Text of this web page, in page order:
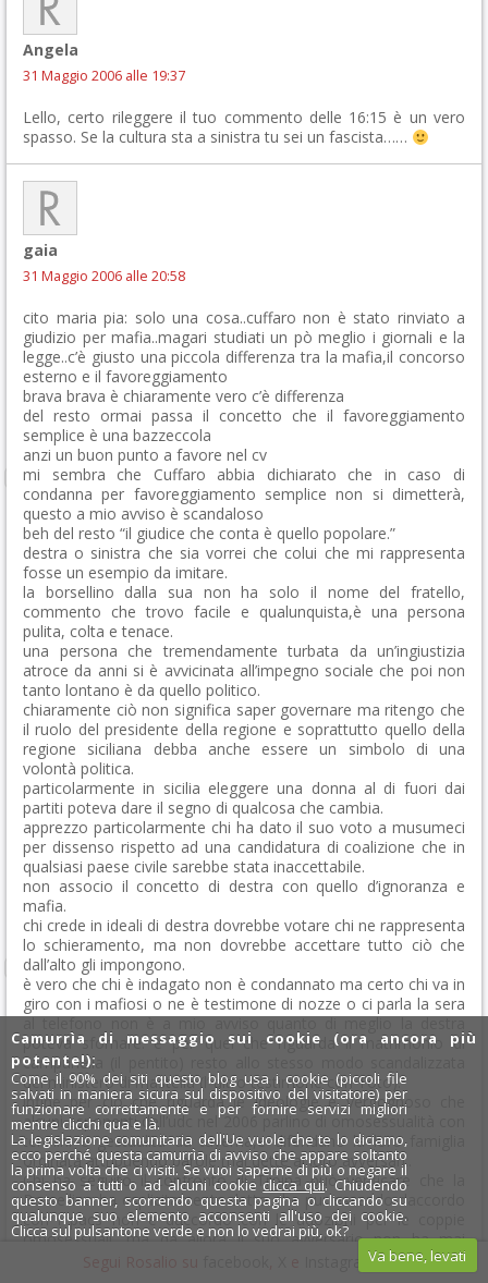
Angela
31 Maggio 2006 alle 19:37
Lello, certo rileggere il tuo commento delle 16:15 è un vero
spasso. Se la cultura sta a sinistra tu sei un fascista……
gaia
31 Maggio 2006 alle 20:58
cito maria pia: solo una cosa..cuffaro non è stato rinviato a
giudizio per mafia..magari studiati un pò meglio i giornali e la
legge..c’è giusto una piccola differenza tra la mafia,il concorso
esterno e il favoreggiamento
brava brava è chiaramente vero c’è differenza
del resto ormai passa il concetto che il favoreggiamento
semplice è una bazzeccola
anzi un buon punto a favore nel cv
mi sembra che Cuffaro abbia dichiarato che in caso di
condanna per favoreggiamento semplice non si dimetterà,
questo a mio avviso è scandaloso
beh del resto “il giudice che conta è quello popolare.”
destra o sinistra che sia vorrei che colui che mi rappresenta
fosse un esempio da imitare.
la borsellino dalla sua non ha solo il nome del fratello,
commento che trovo facile e qualunquista,è una persona
pulita, colta e tenace.
una persona che tremendamente turbata da un’ingiustizia
atroce da anni si è avvicinata all’impegno sociale che poi non
tanto lontano è da quello politico.
chiaramente ciò non significa saper governare ma ritengo che
il ruolo del presidente della regione e soprattutto quello della
regione siciliana debba anche essere un simbolo di una
volontà politica.
particolarmente in sicilia eleggere una donna al di fuori dai
partiti poteva dare il segno di qualcosa che cambia.
apprezzo particolarmente chi ha dato il suo voto a musumeci
per dissenso rispetto ad una candidatura di coalizione che in
qualsiasi paese civile sarebbe stata inaccettabile.
non associo il concetto di destra con quello d’ignoranza e
mafia.
chi crede in ideali di destra dovrebbe votare chi ne rappresenta
lo schieramento, ma non dovrebbe accettare tutto ciò che
dall’alto gli impongono.
è vero che chi è indagato non è condannato ma certo chi va in
giro con i mafiosi o ne è testimone di nozze o ci parla la sera
poteva sfornare. e per quel che riguarda il matrimonio di
campanella (il pentito) resto allo stesso modo scandalizzata
del ministero di mastella (l’ altro testimone con Toto).
infine per ciò che riguarda le ideologie è vergognoso che
alcuni esponenti dell’udc nel 2006 parlino di omosessualità con
termini e gestualità da taverna,e difendano la loro famiglia
ordinata attribuendo parole mai dette ai loro avversari..
Chi ha seguito il confronto di Troina può verificare che la
Borsellino ha esplicitamente detto che pur essendo daccordo
con i pacs non è daccordo con le adozioni per le coppie
omosessuali, ma da allora il suo avversario non ha mai
x
Instagram
Camurrìa di messaggio sui cookie (ora ancora più
potente!):
Come il 90% dei siti questo blog usa i cookie (piccoli file
salvati in maniera sicura sul dispositivo del visitatore) per
funzionare correttamente e per fornire servizi migliori
mentre clicchi qua e là.
La legislazione comunitaria dell'Ue vuole che te lo diciamo,
ecco perché questa camurrìa di avviso che appare soltanto
la prima volta che ci visiti. Se vuoi saperne di più o negare il
consenso a tutti o ad alcuni cookie clicca qui. Chiudendo
questo banner, scorrendo questa pagina o cliccando su
qualunque suo elemento acconsenti all'uso dei cookie.
Clicca sul pulsantone verde e non lo vedrai più, ok?
Va bene, levati